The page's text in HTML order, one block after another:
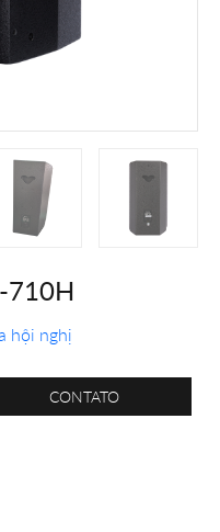
710H
hội nghị
CONTATO